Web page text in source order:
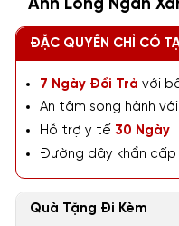
Anh Lông Ngắn
ĐẶC QUYỀN CHỈ CÓ
7 Ngày Đổi Trả với
An tâm song hành với
Hỗ trợ y tế 30 Ngày
Đường dây khẩn cấp
Quà Tặng Đi Kèm